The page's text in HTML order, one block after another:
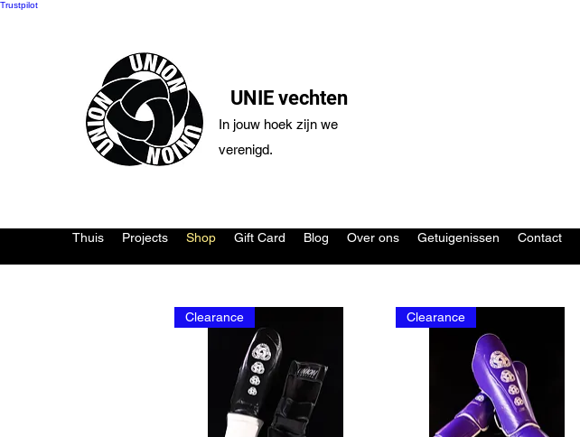
Trustpilot
UNIE vechten
In jouw hoek zijn we
verenigd.
Thuis Projects Shop Gift Card Blog Over ons Getuigenissen Contact
Clearance Clearance